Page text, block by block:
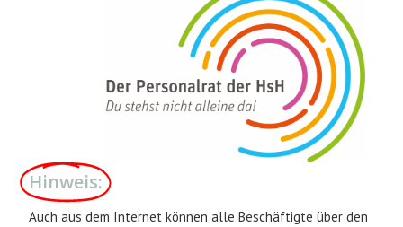
Hinweis:
Auch aus dem Internet können alle Beschäftigte über den